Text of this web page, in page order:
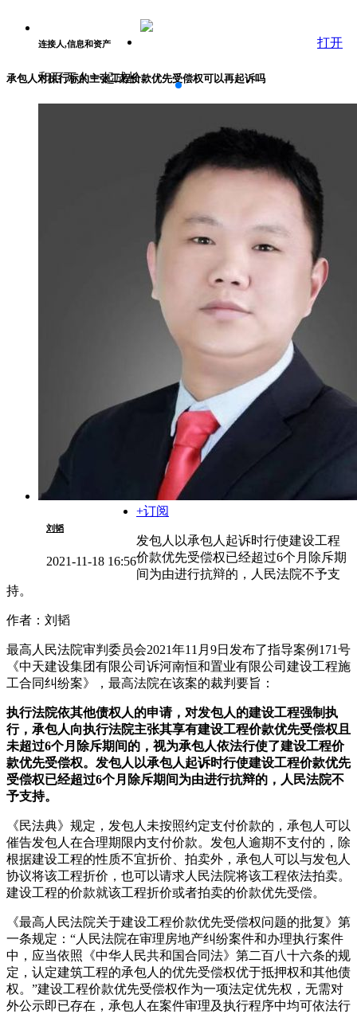
连接人,信息和资产
和百万人一起成长
打开
承包人对执行标的主张工程价款优先受偿权可以再起诉吗
刘韬
2021-11-18 16:56
+订阅
发包人以承包人起诉时行使建设工程
价款优先受偿权已经超过6个月除斥期
间为由进行抗辩的，人民法院不予支
持。
作者：刘韬
最高人民法院审判委员会2021年11月9日发布了指导案例171号
《中天建设集团有限公司诉河南恒和置业有限公司建设工程施
工合同纠纷案》，最高法院在该案的裁判要旨：
执行法院依其他债权人的申请，对发包人的建设工程强制执
行，承包人向执行法院主张其享有建设工程价款优先受偿权且
未超过6个月除斥期间的，视为承包人依法行使了建设工程价
款优先受偿权。发包人以承包人起诉时行使建设工程价款优先
受偿权已经超过6个月除斥期间为由进行抗辩的，人民法院不
予支持。
《民法典》规定，发包人未按照约定支付价款的，承包人可以
催告发包人在合理期限内支付价款。发包人逾期不支付的，除
根据建设工程的性质不宜折价、拍卖外，承包人可以与发包人
协议将该工程折价，也可以请求人民法院将该工程依法拍卖。
建设工程的价款就该工程折价或者拍卖的价款优先受偿。
《最高人民法院关于建设工程价款优先受偿权问题的批复》第
一条规定：“人民法院在审理房地产纠纷案件和办理执行案件
中，应当依照《中华人民共和国合同法》第二百八十六条的规
定，认定建筑工程的承包人的优先受偿权优于抵押权和其他债
权。”建设工程价款优先受偿权作为一项法定优先权，无需对
外公示即已存在，承包人在案件审理及执行程序中均可依法行